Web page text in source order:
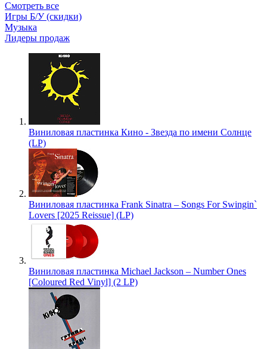
Смотреть все
Игры Б/У (скидки)
Музыка
Лидеры продаж
Виниловая пластинка Кино - Звезда по имени Солнце
(LP)
Виниловая пластинка Frank Sinatra – Songs For Swingin`
Lovers [2025 Reissue] (LP)
Виниловая пластинка Michael Jackson – Number Ones
[Coloured Red Vinyl] (2 LP)